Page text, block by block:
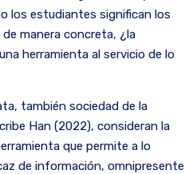
los estudiantes significan los
manera concreta, ¿la
herramienta al servicio de lo
también sociedad de la
Han (2022), consideran la
que permite a lo
de información,